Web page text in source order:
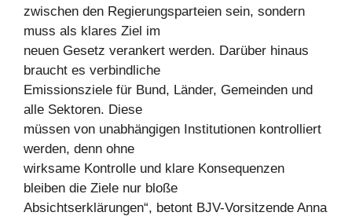
zwischen den Regierungsparteien sein, sondern
muss als klares Ziel im
neuen Gesetz verankert werden. Darüber hinaus
braucht es verbindliche
Emissionsziele für Bund, Länder, Gemeinden und
alle Sektoren. Diese
müssen von unabhängigen Institutionen kontrolliert
werden, denn ohne
wirksame Kontrolle und klare Konsequenzen
bleiben die Ziele nur bloße
Absichtserklärungen“, betont BJV-Vorsitzende Anna